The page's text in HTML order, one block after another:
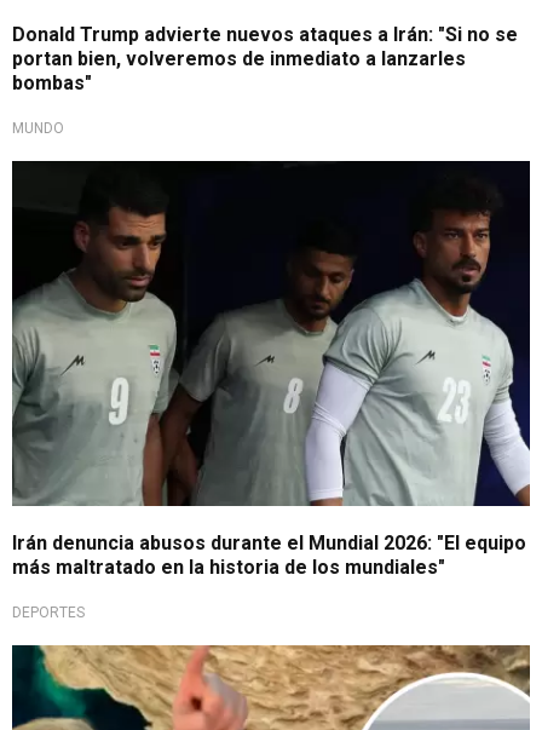
Donald Trump advierte nuevos ataques a Irán: "Si no se
portan bien, volveremos de inmediato a lanzarles
bombas"
MUNDO
Irán denuncia abusos durante el Mundial 2026: "El equipo
más maltratado en la historia de los mundiales"
DEPORTES
Debe refrendarse el 19 en Suiza